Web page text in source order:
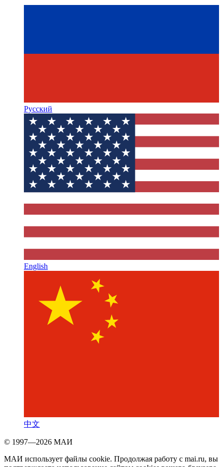
Русский
English
中文
© 1997—2026 МАИ
МАИ использует файлы cookie. Продолжая работу с mai.ru, вы